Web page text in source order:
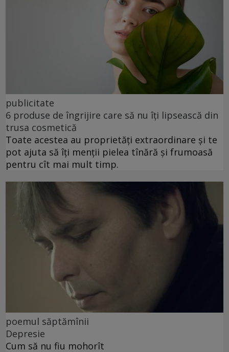
publicitate
6 produse de îngrijire care să nu îți lipsească din
trusa cosmetică
Toate acestea au proprietăți extraordinare și te
pot ajuta să îți menții pielea tînără și frumoasă
pentru cît mai mult timp.
poemul săptămînii
Depresie
Cum să nu fiu mohorît